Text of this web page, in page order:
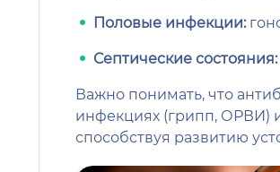
Половые инфекции:
Септические состояния:
Важно понимать, что
инфекциях (грипп, ОРВИ)
способствуя развитию